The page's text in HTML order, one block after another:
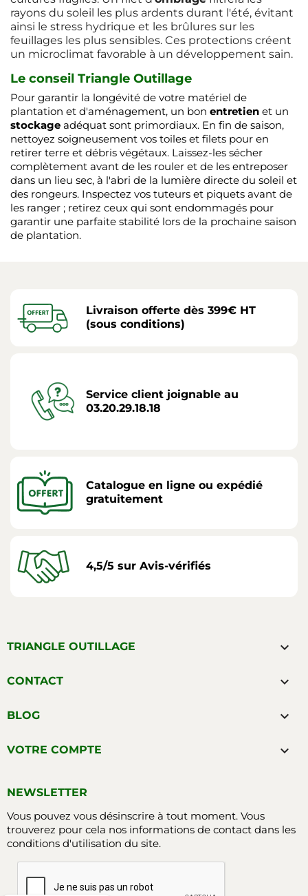
rayons du soleil les plus ardents durant l'été, évitant
ainsi le stress hydrique et les brûlures sur les
feuillages les plus sensibles. Ces protections créent
un microclimat favorable à un développement sain.
Le conseil Triangle Outillage
Pour garantir la longévité de votre matériel de
plantation et d'aménagement, un bon entretien et un
stockage adéquat sont primordiaux. En fin de saison,
nettoyez soigneusement vos toiles et filets pour en
retirer terre et débris végétaux. Laissez-les sécher
complètement avant de les rouler et de les entreposer
dans un lieu sec, à l'abri de la lumière directe du soleil et
des rongeurs. Inspectez vos tuteurs et piquets avant de
les ranger ; retirez ceux qui sont endommagés pour
garantir une parfaite stabilité lors de la prochaine saison
de plantation.
Livraison offerte dès 399€ HT
(sous conditions)
Service client joignable au
03.20.29.18.18
Catalogue en ligne ou expédié
gratuitement
4,5/5 sur Avis-vérifiés
TRIANGLE OUTILLAGE 
CONTACT 
BLOG 
VOTRE COMPTE 
NEWSLETTER
Vous pouvez vous désinscrire à tout moment. Vous
trouverez pour cela nos informations de contact dans les
conditions d'utilisation du site.